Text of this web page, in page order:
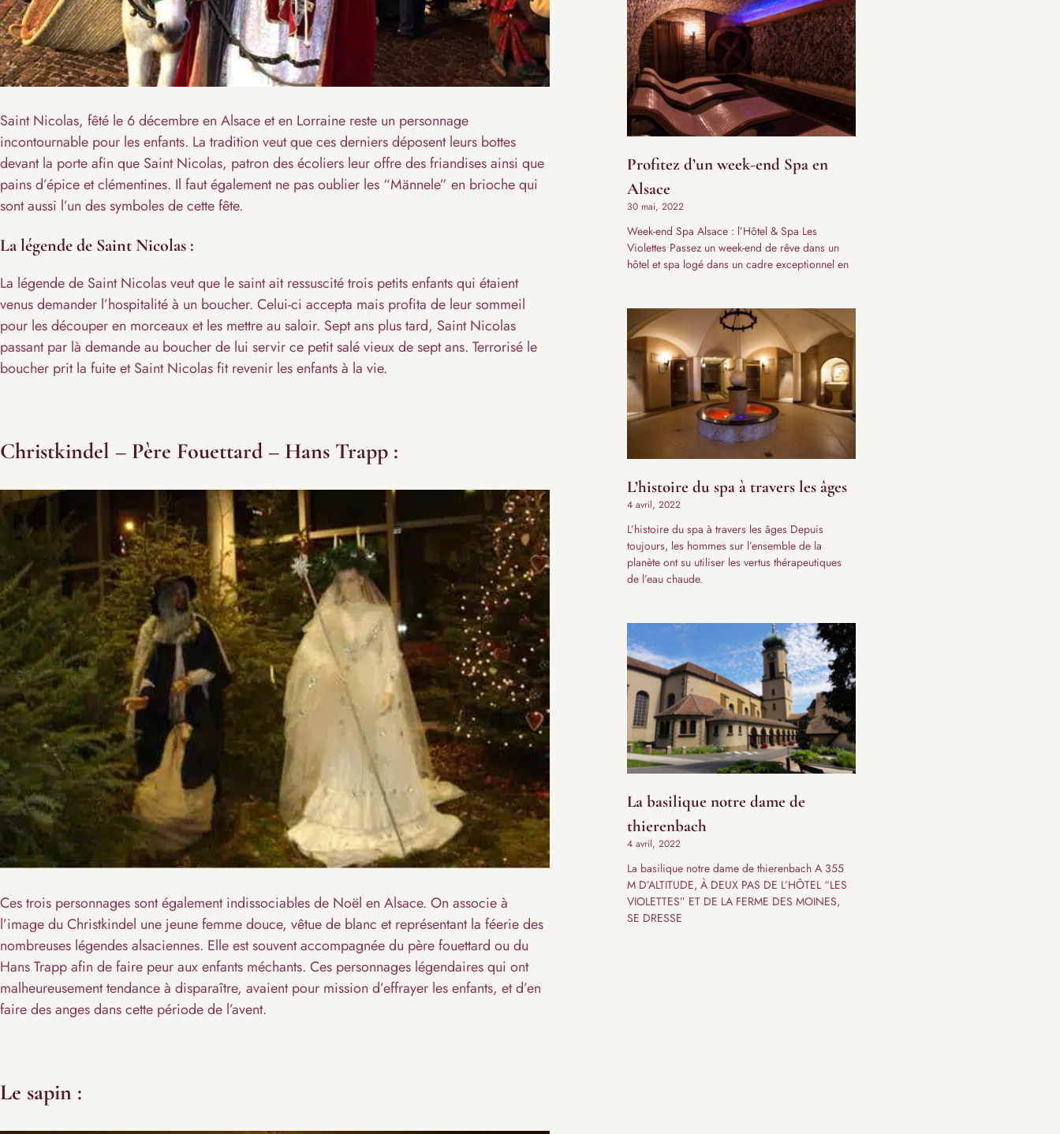
Saint Nicolas, fêté le 6 décembre en Alsace et en Lorraine reste un personnage
incontournable pour les enfants. La tradition veut que ces derniers déposent leurs bottes
devant la porte afin que Saint Nicolas, patron des écoliers leur offre des friandises ainsi que
pains d’épice et clémentines. Il faut également ne pas oublier les “Männele” en brioche qui
sont aussi l’un des symboles de cette fête.
La légende de Saint Nicolas :
La légende de Saint Nicolas veut que le saint ait ressuscité trois petits enfants qui étaient
venus demander l’hospitalité à un boucher. Celui-ci accepta mais profita de leur sommeil
pour les découper en morceaux et les mettre au saloir. Sept ans plus tard, Saint Nicolas
passant par là demande au boucher de lui servir ce petit salé vieux de sept ans. Terrorisé le
boucher prit la fuite et Saint Nicolas fit revenir les enfants à la vie.
Christkindel – Père Fouettard – Hans Trapp :
Ces trois personnages sont également indissociables de Noël en Alsace. On associe à
l’image du Christkindel une jeune femme douce, vêtue de blanc et représentant la féerie des
nombreuses légendes alsaciennes. Elle est souvent accompagnée du père fouettard ou du
Hans Trapp afin de faire peur aux enfants méchants. Ces personnages légendaires qui ont
malheureusement tendance à disparaître, avaient pour mission d’effrayer les enfants, et d’en
faire des anges dans cette période de l’avent.
Le sapin :
Profitez d’un week-end Spa en
Alsace
30 mai, 2022
Week-end Spa Alsace : l’Hôtel & Spa Les
Violettes Passez un week-end de rêve dans un
hôtel et spa logé dans un cadre exceptionnel en
L’histoire du spa à travers les âges
4 avril, 2022
L’histoire du spa à travers les âges Depuis
toujours, les hommes sur l’ensemble de la
planète ont su utiliser les vertus thérapeutiques
de l’eau chaude.
La basilique notre dame de
thierenbach
4 avril, 2022
La basilique notre dame de thierenbach A 355
M D’ALTITUDE, À DEUX PAS DE L’HÔTEL “LES
VIOLETTES” ET DE LA FERME DES MOINES,
SE DRESSE